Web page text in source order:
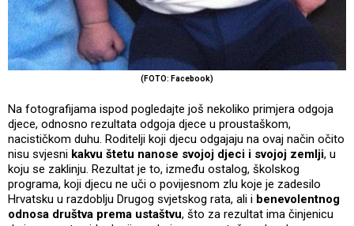
(FOTO: Facebook)
Na fotografijama ispod pogledajte još nekoliko primjera odgoja
djece, odnosno rezultata odgoja djece u proustaškom,
nacističkom duhu. Roditelji koji djecu odgajaju na ovaj način očito
nisu svjesni kakvu štetu nanose svojoj djeci i svojoj zemlji, u
koju se zaklinju. Rezultat je to, između ostalog, školskog
programa, koji djecu ne uči o povijesnom zlu koje je zadesilo
Hrvatsku u razdoblju Drugog svjetskog rata, ali i benevolentnog
odnosa društva prema ustaštvu, što za rezultat ima činjenicu